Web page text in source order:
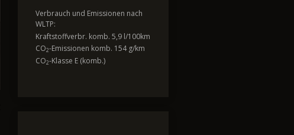
Verbrauch und Emissionen nach
WLTP:
Kraftstoffverbr. komb. 5,9 l/100km
CO2-Emissionen komb. 154 g/km
CO2-Klasse E (komb.)